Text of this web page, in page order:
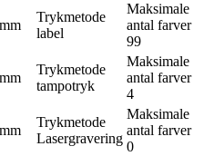
Trykmetode
label
Maksimale
antal farver
99
Trykmetode
tampotryk
Maksimale
antal farver
4
Trykmetode
Lasergravering
Maksimale
antal farver
0